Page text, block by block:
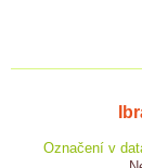
Označení v